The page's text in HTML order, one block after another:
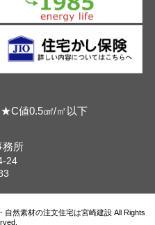
値0.5㎠/㎡以下
務所
24
然素材の注文住宅は宮崎建設 All Rights